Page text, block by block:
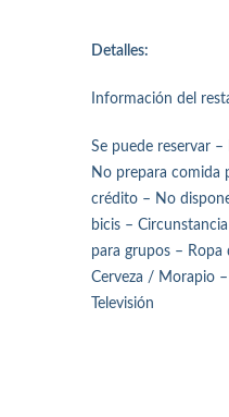
Detalles:
Información del
Se puede reservar
No prepara comida
crédito – No
bicis –
para grupos –
Cerveza / Morapio
Televisión